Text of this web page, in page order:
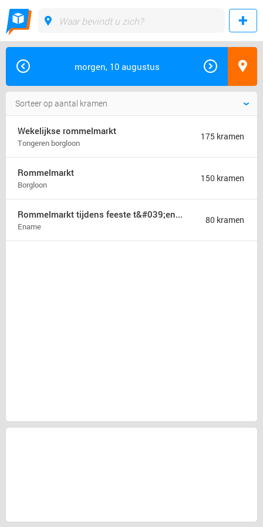
morgen, 10 augustus
Wekelijkse rommelmarkt
Tongeren borgloon
175 kramen
Rommelmarkt
Borgloon
150 kramen
Rommelmarkt tijdens feeste t&#039;ename
Ename
80 kramen